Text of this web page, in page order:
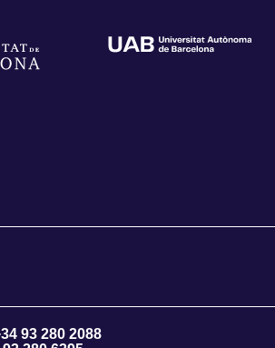
93 280 2088